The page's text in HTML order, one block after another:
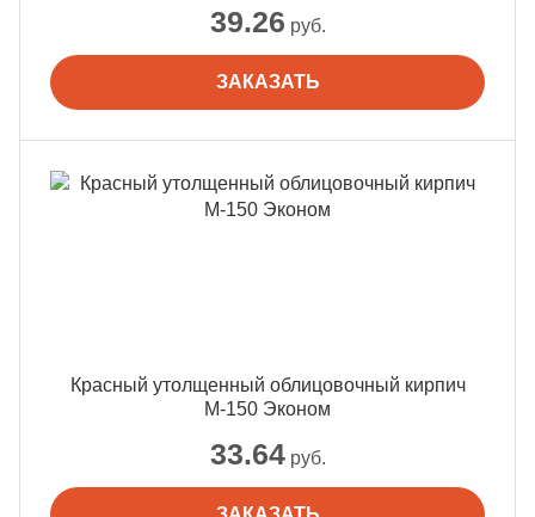
39.26 руб.
ЗАКАЗАТЬ
33.64руб.
Красный утолщенный облицовочный кирпич
М-150 Эконом